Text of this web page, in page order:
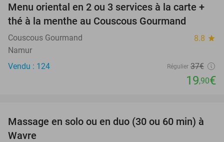
46%
Menu oriental en 2 ou 3 services à la carte +
thé à la menthe au Couscous Gourmand
Couscous Gourmand 8.8 star
Namur
Vendu : 124
Régulier 37€
19,90€
46%
Massage en solo ou en duo (30 ou 60 min) à
Wavre